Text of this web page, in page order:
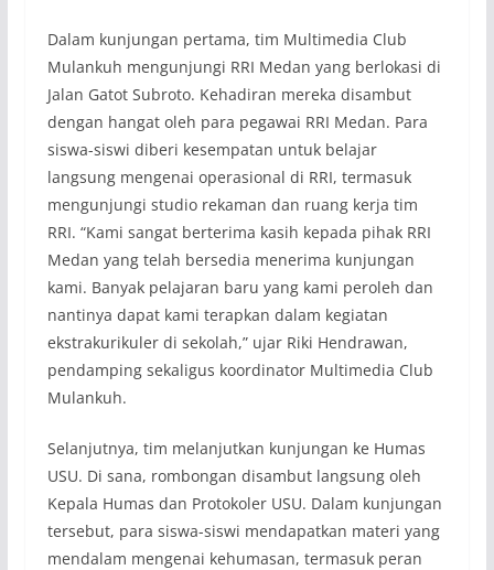
Dalam kunjungan pertama, tim Multimedia Club
Mulankuh mengunjungi RRI Medan yang berlokasi di
Jalan Gatot Subroto. Kehadiran mereka disambut
dengan hangat oleh para pegawai RRI Medan. Para
siswa-siswi diberi kesempatan untuk belajar
langsung mengenai operasional di RRI, termasuk
mengunjungi studio rekaman dan ruang kerja tim
RRI. “Kami sangat berterima kasih kepada pihak RRI
Medan yang telah bersedia menerima kunjungan
kami. Banyak pelajaran baru yang kami peroleh dan
nantinya dapat kami terapkan dalam kegiatan
ekstrakurikuler di sekolah,” ujar Riki Hendrawan,
pendamping sekaligus koordinator Multimedia Club
Mulankuh.
Selanjutnya, tim melanjutkan kunjungan ke Humas
USU. Di sana, rombongan disambut langsung oleh
Kepala Humas dan Protokoler USU. Dalam kunjungan
tersebut, para siswa-siswi mendapatkan materi yang
mendalam mengenai kehumasan, termasuk peran